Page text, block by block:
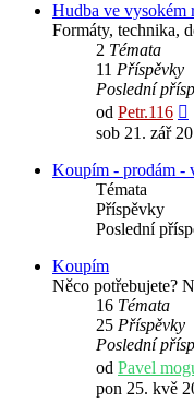
Hudba ve vysokém
Formáty, technika,
2 Témata
11 Příspěvky
Poslední
od Petr.116
sob 21. zář
Koupím - prodám -
Témata
Příspěvky
Poslední
Koupím
Něco potřebujete?
16 Témata
25 Příspěvky
Poslední
od Pavel
pon 25. kvě